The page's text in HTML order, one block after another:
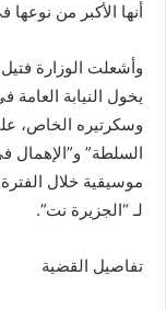
أنها الأكبر من نوعها
وأشعلت الوزارة
يخول النيابة
وسكرتيره الخاص،
السلطة” و”الإهمال
لـ “الجزيرة نت”.
تفاصيل القضية